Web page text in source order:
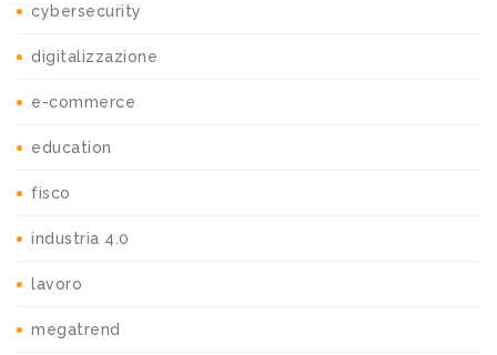
cybersecurity
digitalizzazione
e-commerce
education
fisco
industria 4.0
lavoro
megatrend